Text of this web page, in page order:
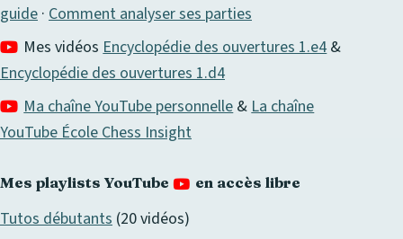
guide · Comment analyser ses parties
Mes vidéos Encyclopédie des ouvertures 1.e4 &
Encyclopédie des ouvertures 1.d4
Ma chaîne YouTube personnelle & La chaîne
YouTube École Chess Insight
Mes playlists YouTube en accès libre
Tutos débutants (20 vidéos)